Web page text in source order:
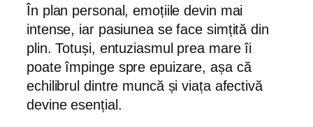
În plan personal, emoțiile devin mai
intense, iar pasiunea se face simțită din
plin. Totuși, entuziasmul prea mare îi
poate împinge spre epuizare, așa că
echilibrul dintre muncă și viața afectivă
devine esențial.